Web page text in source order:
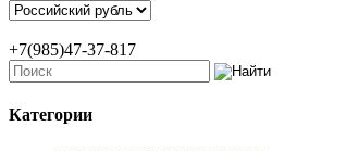
+7(985)47-37-817
Категории